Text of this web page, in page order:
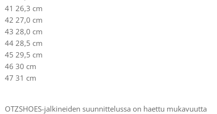
41 26,3 cm
42 27,0 cm
43 28,0 cm
44 28,5 cm
45 29,5 cm
46 30 cm
47 31 cm
OTZSHOES-jalkineiden suunnittelussa on haettu mukavuutta